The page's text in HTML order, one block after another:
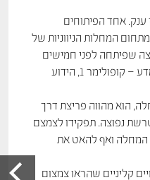
אחד הפיתוחים
המחלות הניווניות של
שפיתחה לפני חמישים
שנה קבוצת מדענים במכון ויצמן למדע – קופולימר 1, הידוע
הוא מהווה פריצת דרך
נפוצה. תפקידו לצמצם
המחלה ואף להאט את
הפטנט ב-1971, וניסויים קליניים שהראו צמצום